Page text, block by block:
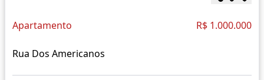
Apartamento R$ 1.000.000
Rua Dos Americanos